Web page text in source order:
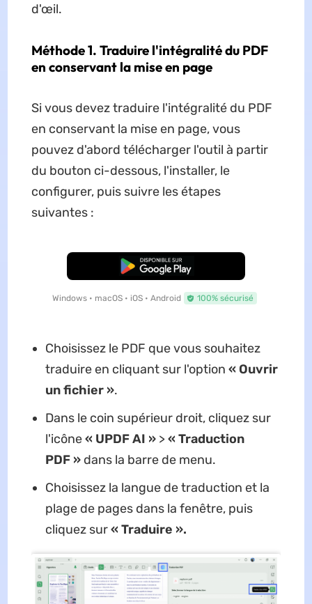
d'œil.
Méthode 1. Traduire l'intégralité du PDF
en conservant la mise en page
Si vous devez traduire l'intégralité du PDF
en conservant la mise en page, vous
pouvez d'abord télécharger l'outil à partir
du bouton ci-dessous, l'installer, le
configurer, puis suivre les étapes
suivantes :
TÉLÉCHARGER
Windows • macOS • iOS • Android 100% sécurisé
Choisissez le PDF que vous souhaitez
traduire en cliquant sur l'option « Ouvrir
un fichier ».
Dans le coin supérieur droit, cliquez sur
l'icône« UPDF AI »>« Traduction
PDF »dans la barre de menu.
Choisissez la langue de traduction et la
plage de pages dans la fenêtre, puis
cliquez sur« Traduire ».